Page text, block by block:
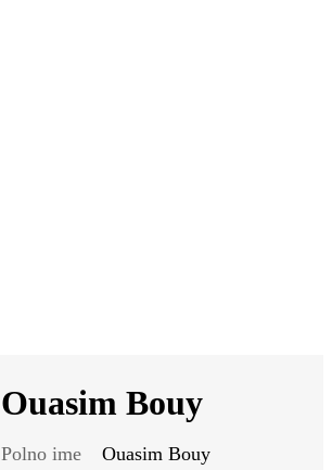
Ouasim Bouy
Polno ime
Ouasim Bouy